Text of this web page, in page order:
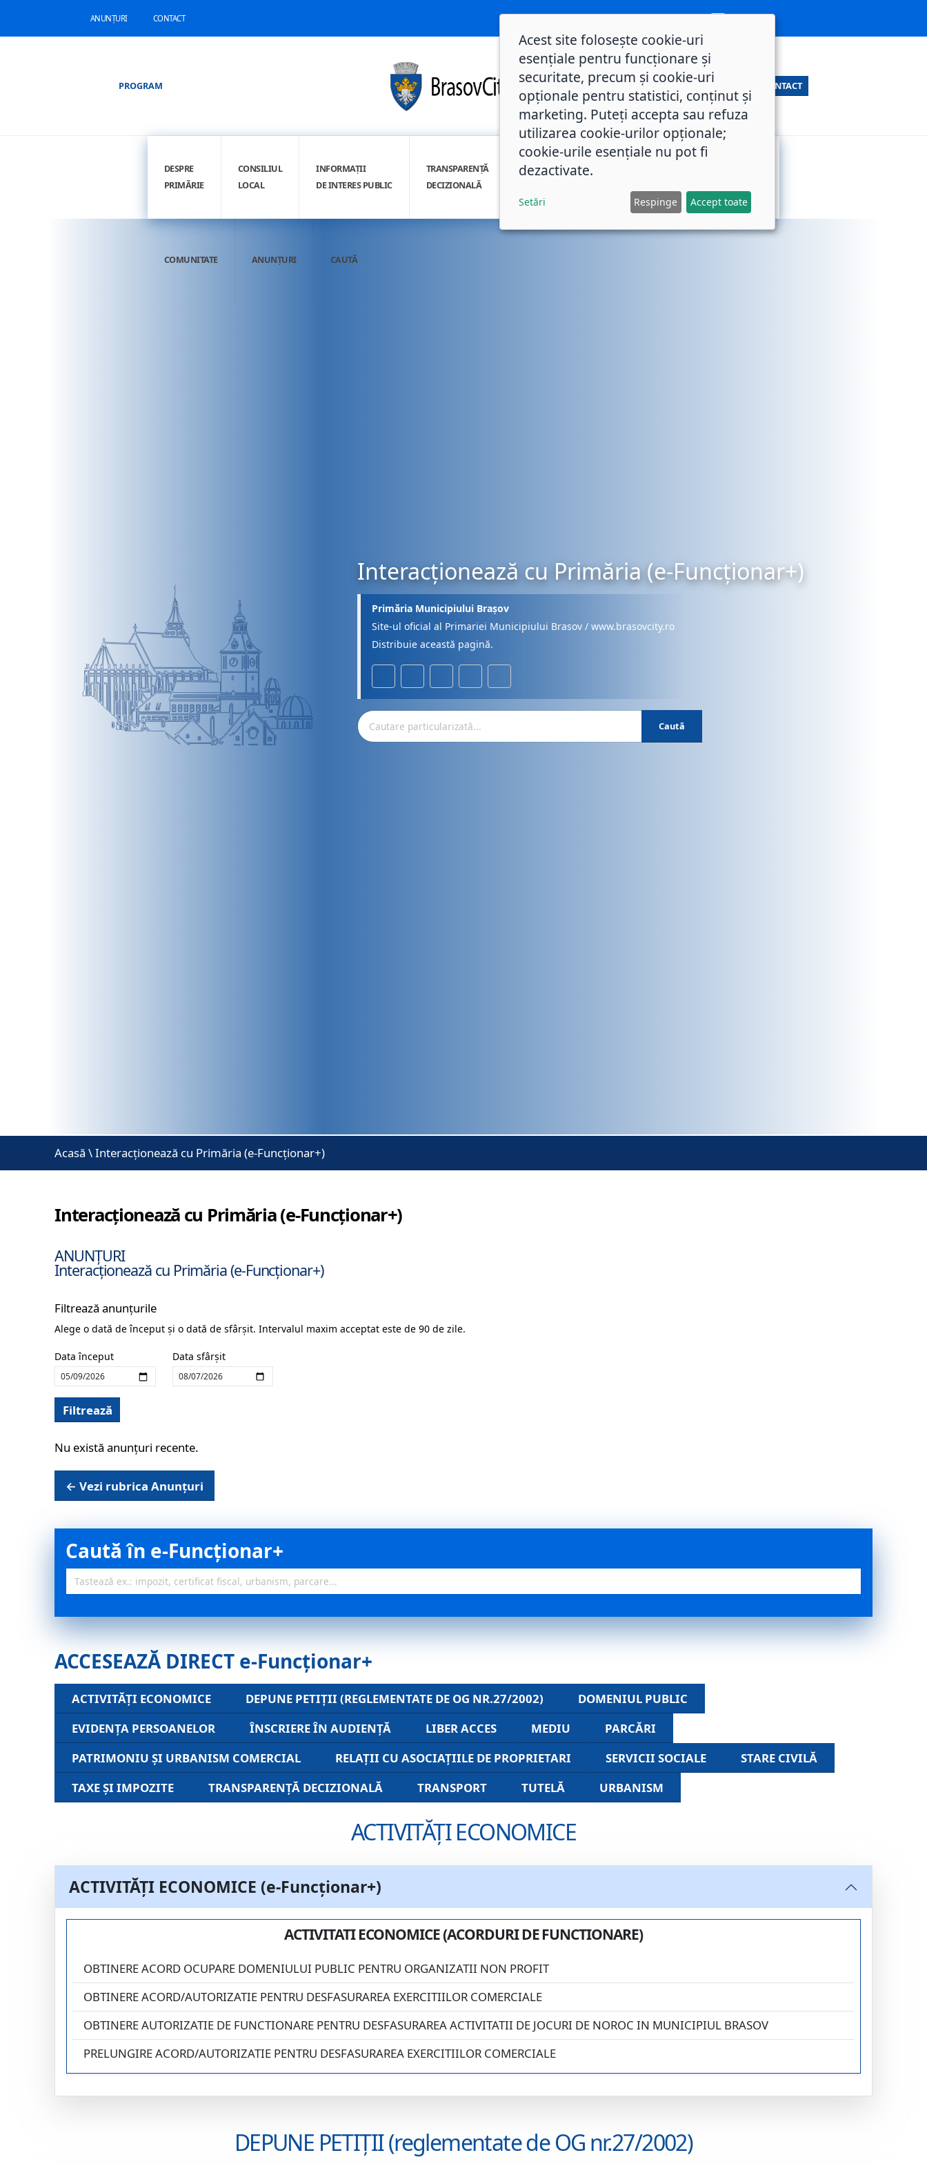
ANUNȚURI CONTACT
PROGRAM CONTACT
DESPRE
PRIMĂRIE
CONSILIUL
LOCAL
INFORMAȚII
DE INTERES PUBLIC
TRANSPARENȚĂ
DECIZIONALĂ
INTEGRITATE
COMUNITATE ANUNȚURI CAUTĂ
Interacționează cu Primăria (e-Funcționar+)
Primăria Municipiului Brașov
Site-ul oficial al Primariei Municipiului Brasov / www.brasovcity.ro
Distribuie această pagină.
Caută
Acasă \Interacționează cu Primăria (e-Funcționar+)
Interacționează cu Primăria (e-Funcționar+)
ANUNȚURI
Interacționează cu Primăria (e-Funcționar+)
Filtrează anunțurile
Alege o dată de început și o dată de sfârșit. Intervalul maxim acceptat este de 90 de zile.
Data început Data sfârșit
Filtrează
Nu există anunțuri recente.
← Vezi rubrica Anunțuri
Caută în e-Funcționar+
ACCESEAZĂ DIRECT e-Funcționar+
ACTIVITĂȚI ECONOMICE DEPUNE PETIȚII (REGLEMENTATE DE OG NR.27/2002)
DOMENIUL PUBLIC
EVIDENȚA PERSOANELOR
ÎNSCRIERE ÎN AUDIENȚĂ LIBER ACCES MEDIU
PARCĂRI
PATRIMONIU ȘI URBANISM COMERCIAL
RELAȚII CU ASOCIAȚIILE DE PROPRIETARI SERVICII SOCIALE
STARE CIVILĂ
TAXE ȘI IMPOZITE
TRANSPARENȚĂ DECIZIONALĂ TRANSPORT TUTELĂ URBANISM
ACTIVITĂȚI ECONOMICE
ACTIVITĂȚI ECONOMICE (e-Funcționar+)
ACTIVITATI ECONOMICE (ACORDURI DE FUNCTIONARE)
OBTINERE ACORD OCUPARE DOMENIULUI PUBLIC PENTRU ORGANIZATII NON PROFIT
OBTINERE ACORD/AUTORIZATIE PENTRU DESFASURAREA EXERCITIILOR COMERCIALE
OBTINERE AUTORIZATIE DE FUNCTIONARE PENTRU DESFASURAREA ACTIVITATII DE JOCURI DE NOROC IN MUNICIPIUL BRASOV
PRELUNGIRE ACORD/AUTORIZATIE PENTRU DESFASURAREA EXERCITIILOR COMERCIALE
DEPUNE PETIȚII (reglementate de OG nr.27/2002)
Acest site folosește cookie-uri
esențiale pentru funcționare și
securitate, precum și cookie-uri
opționale pentru statistici, conținut și
marketing. Puteți accepta sau refuza
utilizarea cookie-urilor opționale;
cookie-urile esențiale nu pot fi
dezactivate.
Setări Respinge Accept toate